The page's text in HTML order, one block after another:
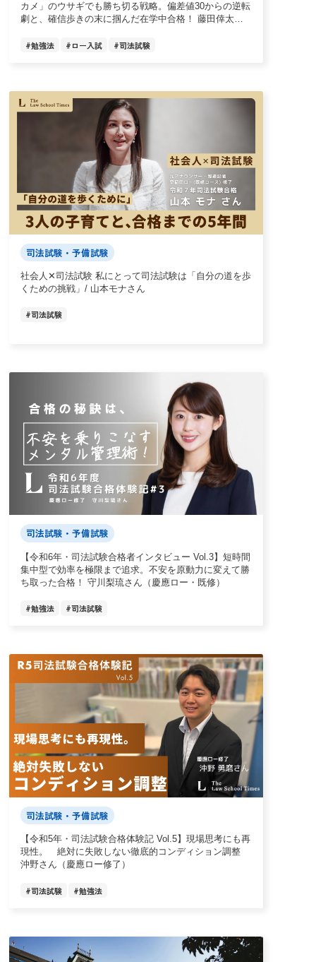
カメ」のウサギでも勝ち切る戦略。偏差値30からの逆転
劇と、確信歩きの末に掴んだ在学中合格！ 藤田倖太朗
#勉強法 #ロー入試 #司法試験
司法試験・予備試験
社会人✕司法試験 私にとって司法試験は「自分の道を歩
くための挑戦」/ 山本モナさん
#司法試験
司法試験・予備試験
【令和6年・司法試験合格者インタビュー Vol.3】短時間
集中型で効率を極限まで追求。不安を原動力に変えて勝
ち取った合格！ 守川梨琉さん（慶應ロー・既修）
#勉強法 #司法試験
司法試験・予備試験
【令和5年・司法試験合格体験記 Vol.5】現場思考にも再
現性。 絶対に失敗しない徹底的コンディション調整
沖野さん（慶應ロー修了）
#司法試験 #勉強法